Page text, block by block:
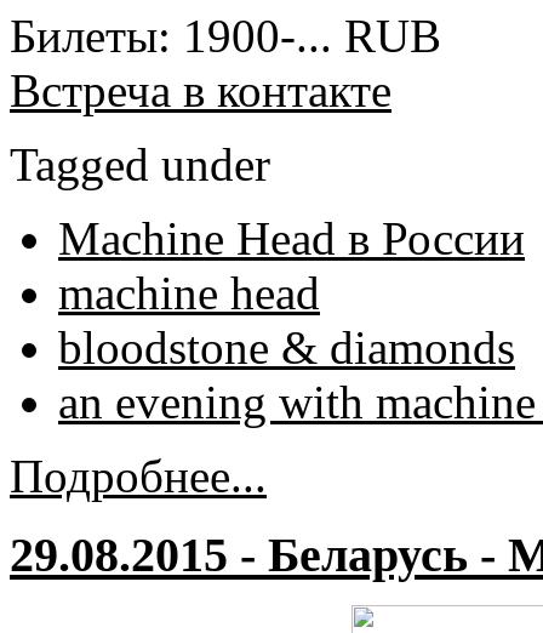
Билеты: 1900-... RUB
Встреча в контакте
Tagged under
Machine Head в России
machine head
bloodstone & diamonds
an evening with machine
Подробнее...
29.08.2015 - Беларусь -